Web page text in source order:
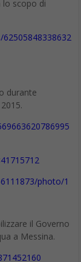
sarà la
Ma
cucinare. Ci
ma sul
ingredienti di
po’ diverso. Ma
sbagliando
No?
e HR
alle sue
SocialHR è
sul tema